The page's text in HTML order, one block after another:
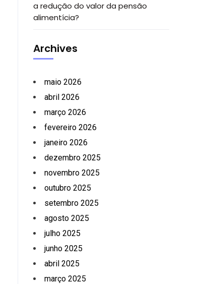
a redução do valor da pensão
alimentícia?
Archives
maio 2026
abril 2026
março 2026
fevereiro 2026
janeiro 2026
dezembro 2025
novembro 2025
outubro 2025
setembro 2025
agosto 2025
julho 2025
junho 2025
abril 2025
março 2025